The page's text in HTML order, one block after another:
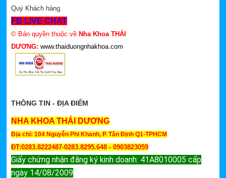
Quý Khách hàng.
FB LIVE CHAT
© Bản quyền thuộc về Nha Khoa THÁI
DƯƠNG: www.thaiduongnhakhoa.com
THÔNG TIN - ĐỊA ĐIỂM
NHA KHOA THÁI DƯƠNG
Địa chỉ: 104 Nguyễn Phi Khanh, P. Tân Định Q1-TPHCM
ĐT:0283.8222487-0283.8295.648 - 0903823059
Giấy chứng nhận đăng ký kinh doanh: 41A8010005 cấp
ngày 14/08/2009